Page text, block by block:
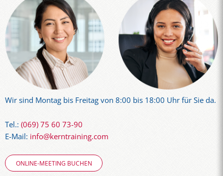
Wir sind Montag bis Freitag von 8:00 bis 18:00 Uhr für Sie da.
Tel.: (069) 75 60 73-90
E-Mail: info@kerntraining.com
ONLINE-MEETING BUCHEN